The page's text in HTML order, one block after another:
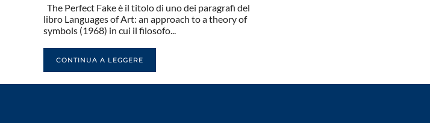
The Perfect Fake è il titolo di uno dei paragrafi del
libro Languages of Art: an approach to a theory of
symbols (1968) in cui il filosofo...
CONTINUA A LEGGERE